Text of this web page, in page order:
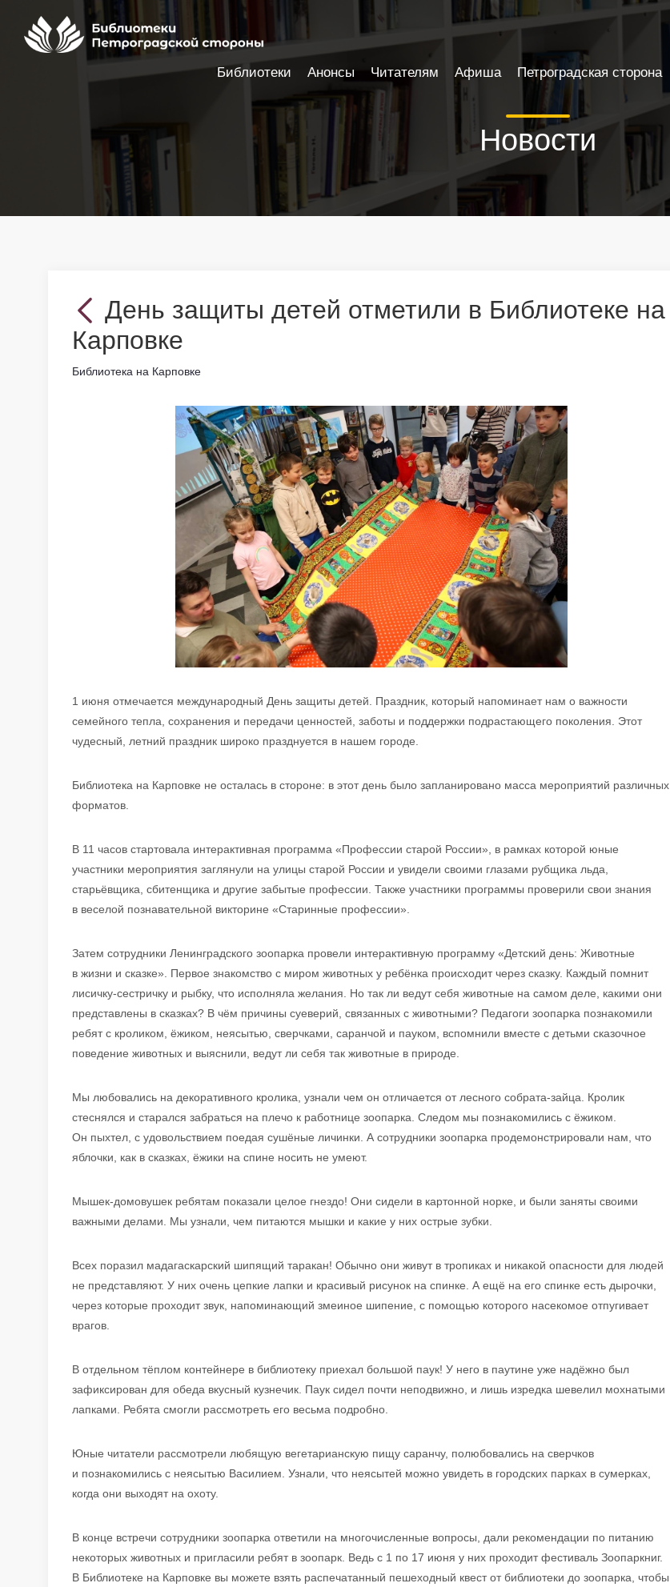
Новости
День защиты детей отметили в Библиотеке на
Карповке
Библиотека на Карповке
1 июня отмечается международный День защиты детей. Праздник, который напоминает нам о важности
семейного тепла, сохранения и передачи ценностей, заботы и поддержки подрастающего поколения. Этот
чудесный, летний праздник широко празднуется в нашем городе.
Библиотека на Карповке не осталась в стороне: в этот день было запланировано масса мероприятий различных
форматов.
В 11 часов стартовала интерактивная программа «Профессии старой России», в рамках которой юные
участники мероприятия заглянули на улицы старой России и увидели своими глазами рубщика льда,
старьёвщика, сбитенщика и другие забытые профессии. Также участники программы проверили свои знания
в веселой познавательной викторине «Старинные профессии».
Затем сотрудники Ленинградского зоопарка провели интерактивную программу «Детский день: Животные
в жизни и сказке». Первое знакомство с миром животных у ребёнка происходит через сказку. Каждый помнит
лисичку-сестричку и рыбку, что исполняла желания. Но так ли ведут себя животные на самом деле, какими они
представлены в сказках? В чём причины суеверий, связанных с животными? Педагоги зоопарка познакомили
ребят с кроликом, ёжиком, неясытью, сверчками, саранчой и пауком, вспомнили вместе с детьми сказочное
поведение животных и выяснили, ведут ли себя так животные в природе.
Мы любовались на декоративного кролика, узнали чем он отличается от лесного собрата-зайца. Кролик
стеснялся и старался забраться на плечо к работнице зоопарка. Следом мы познакомились с ёжиком.
Он пыхтел, с удовольствием поедая сушёные личинки. А сотрудники зоопарка продемонстрировали нам, что
яблочки, как в сказках, ёжики на спине носить не умеют.
Мышек-домовушек ребятам показали целое гнездо! Они сидели в картонной норке, и были заняты своими
важными делами. Мы узнали, чем питаются мышки и какие у них острые зубки.
Всех поразил мадагаскарский шипящий таракан! Обычно они живут в тропиках и никакой опасности для людей
не представляют. У них очень цепкие лапки и красивый рисунок на спинке. А ещё на его спинке есть дырочки,
через которые проходит звук, напоминающий змеиное шипение, с помощью которого насекомое отпугивает
врагов.
В отдельном тёплом контейнере в библиотеку приехал большой паук! У него в паутине уже надёжно был
зафиксирован для обеда вкусный кузнечик. Паук сидел почти неподвижно, и лишь изредка шевелил мохнатыми
лапками. Ребята смогли рассмотреть его весьма подробно.
Юные читатели рассмотрели любящую вегетарианскую пищу саранчу, полюбовались на сверчков
и познакомились с неясытью Василием. Узнали, что неясытей можно увидеть в городских парках в сумерках,
когда они выходят на охоту.
В конце встречи сотрудники зоопарка ответили на многочисленные вопросы, дали рекомендации по питанию
некоторых животных и пригласили ребят в зоопарк. Ведь с 1 по 17 июня у них проходит фестиваль Зоопаркниг.
В Библиотеке на Карповке вы можете взять распечатанный пешеходный квест от библиотеки до зоопарка, чтобы
Библиотеки Анонсы Читателям Афиша Петроградская сторона
Настройки доступности